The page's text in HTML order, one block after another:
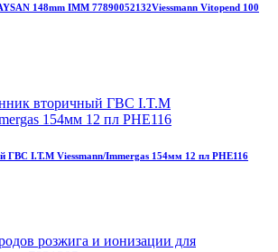
148mm IMM 77890052132Viessmann Vitopend 100
ГВС I.T.M Viessmann/Immergas 154мм 12 пл PHE116